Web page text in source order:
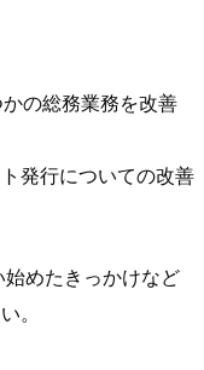
の総務業務を改善
発行についての改善
めたきっかけなど
。